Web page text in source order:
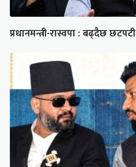
प्रधानमन्त्री-रास्वपा : बढ्दैछ छटपटी